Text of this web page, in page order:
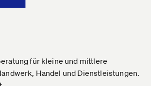
für kleine und mittlere
Handel und Dienstleistungen.